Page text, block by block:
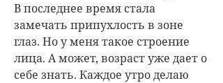
В последнее время стала
замечать припухлость в зоне
глаз. Но у меня такое строение
лица. А может, возраст уже дает о
себе знать. Каждое утро делаю